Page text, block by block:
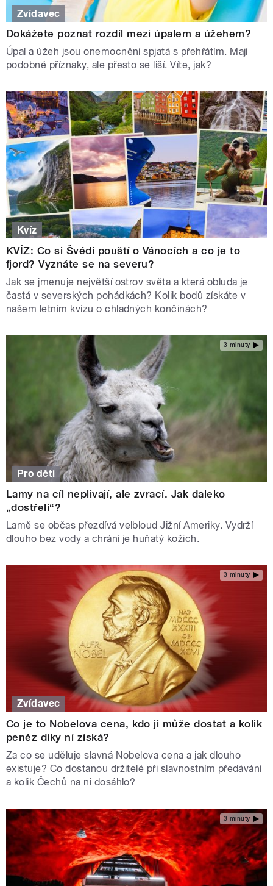
Zvídavec
Dokážete poznat rozdíl mezi úpalem a úžehem?
Úpal a úžeh jsou onemocnění spjatá s přehřátím. Mají
podobné příznaky, ale přesto se liší. Víte, jak?
Kvíz
KVÍZ: Co si Švédi pouští o Vánocích a co je to
fjord? Vyznáte se na severu?
Jak se jmenuje největší ostrov světa a která obluda je
častá v severských pohádkách? Kolik bodů získáte v
našem letním kvízu o chladných končinách?
3 minuty
Pro děti
Lamy na cíl neplivají, ale zvrací. Jak daleko
„dostřelí“?
Lamě se občas přezdívá velbloud Jižní Ameriky. Vydrží
dlouho bez vody a chrání je huňatý kožich.
3 minuty
Zvídavec
Co je to Nobelova cena, kdo ji může dostat a kolik
peněz díky ní získá?
Za co se uděluje slavná Nobelova cena a jak dlouho
existuje? Co dostanou držitelé při slavnostním předávání
a kolik Čechů na ni dosáhlo?
3 minuty